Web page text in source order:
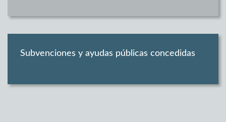
Subvenciones y ayudas públicas concedidas